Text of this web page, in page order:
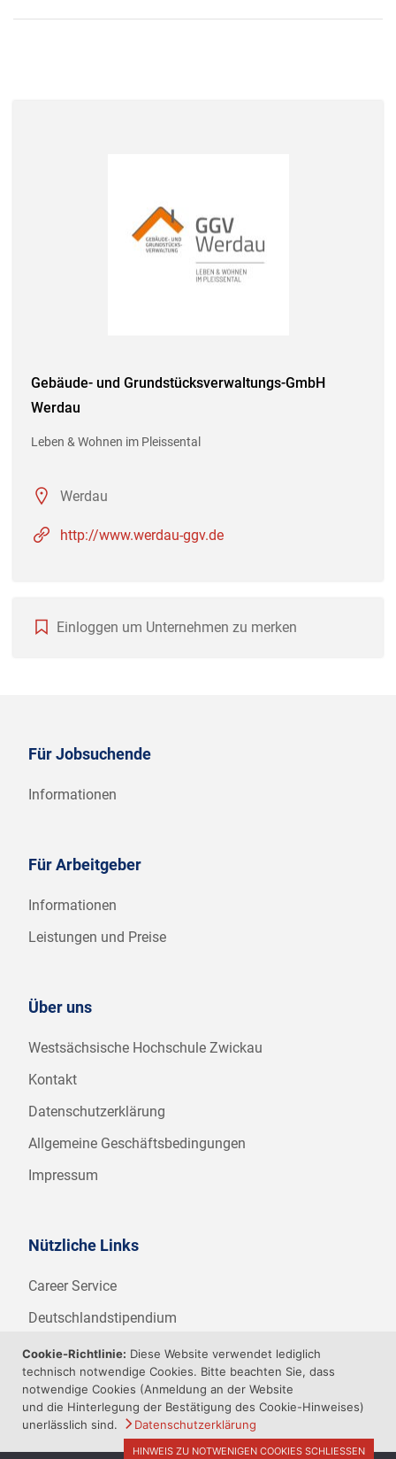
Gebäude- und Grundstücksverwaltungs-GmbH
Werdau
Leben & Wohnen im Pleissental
Werdau
http://www.werdau-ggv.de
Einloggen um Unternehmen zu merken
Für Jobsuchende
Informationen
Für Arbeitgeber
Informationen
Leistungen und Preise
Über uns
Westsächsische Hochschule Zwickau
Kontakt
Datenschutzerklärung
Allgemeine Geschäftsbedingungen
Impressum
Nützliche Links
Career Service
Deutschlandstipendium
WHZ Firmenstipendium
Weitere Angebote der WHZ
Cookie-Richtlinie: Diese Website verwendet lediglich
technisch notwendige Cookies. Bitte beachten Sie, dass
notwendige Cookies (Anmeldung an der Website
und die Hinterlegung der Bestätigung des Cookie-Hinweises)
unerlässlich sind.
Datenschutzerklärung
HINWEIS ZU NOTWENIGEN COOKIES SCHLIESSEN